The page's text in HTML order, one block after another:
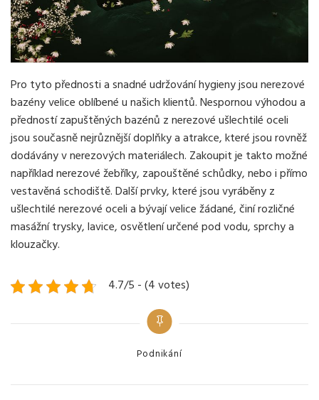
Pro tyto přednosti a snadné udržování hygieny jsou nerezové
bazény velice oblíbené u našich klientů. Nespornou výhodou a
předností zapuštěných bazénů z nerezové ušlechtilé oceli
jsou současně nejrůznější doplňky a atrakce, které jsou rovněž
dodávány v nerezových materiálech. Zakoupit je takto možné
například nerezové žebříky, zapouštěné schůdky, nebo i přímo
vestavěná schodiště. Další prvky, které jsou vyráběny z
ušlechtilé nerezové oceli a bývají velice žádané, činí rozličné
masážní trysky, lavice, osvětlení určené pod vodu, sprchy a
klouzačky.
4.7/5 - (4 votes)
Categories
Podnikání